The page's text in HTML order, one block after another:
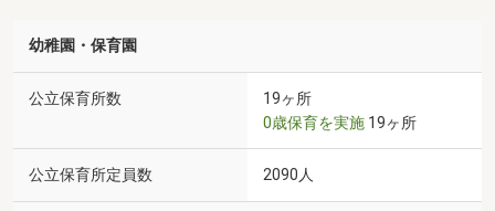
幼稚園・保育園
公立保育所数
19ヶ所
0歳保育を実施 19ヶ所
公立保育所定員数 2090人